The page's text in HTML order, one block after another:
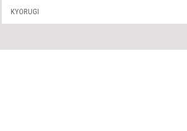
KYORUGI